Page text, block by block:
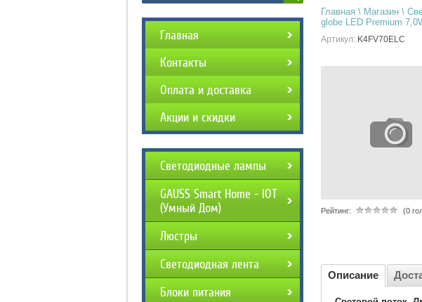
Главная \ Магазин \
globe LED Premium
Артикул: K4FV70ELC
Рейтинг: (0
Описание
Главная
Контакты
Оплата и доставка
Акции и скидки
Светодиодные лампы
GAUSS Smart Home - IOT
(Умный Дом)
Люстры
Светодиодная лента
Блоки питания